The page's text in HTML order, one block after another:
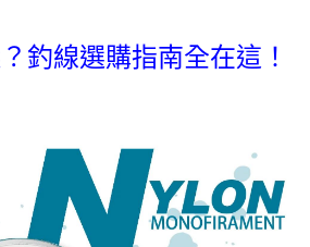
費用金額請依後續交易確認頁面所載為準。
「大哥付你分期」於每月結算日後寄送繳費提
可選擇「超商條碼／台灣大直營門市／銀行轉
」等通路繳費。
品之後才付款」的支付方式。 讓您購物簡單
流程】
先享後付」後，將跳轉至「AFTEE先享後付」
確認金額後，即可完成結帳。
到繳費通知簡訊。
含以上)免運費
釣線選購指南全在這！